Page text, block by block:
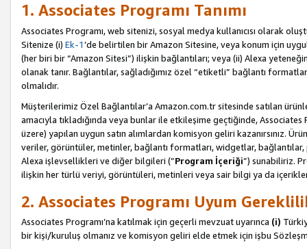
1. Associates Programı Tanımı
Associates Programı, web sitenizi, sosyal medya kullanıcısı olarak
Sitenize (i) Ek-1’de belirtilen bir Amazon Sitesine, veya konum için
(her biri bir “Amazon Sitesi”) ilişkin bağlantıları; veya (ii) Alexa
olanak tanır. Bağlantılar, sağladığımız özel “etiketli” bağlantı
olmalıdır.
Müşterilerimiz Özel Bağlantılar’a Amazon.com.tr sitesinde satılan
amacıyla tıkladığında veya bunlar ile etkileşime geçtiğinde,
üzere) yapılan uygun satın alımlardan komisyon geliri kazanırsınız.
veriler, görüntüler, metinler, bağlantı formatları, widgetlar,
Alexa işlevsellikleri ve diğer bilgileri (”Program İçeriği”) sunabiliriz.
ilişkin her türlü veriyi, görüntüleri, metinleri veya sair bilgi ya da içerikleri
2. Associates Programı Uyum
Associates Programı’na katılmak için geçerli mevzuat uyarınca (i)
bir kişi/kuruluş olmanız ve komisyon geliri elde etmek için işbu